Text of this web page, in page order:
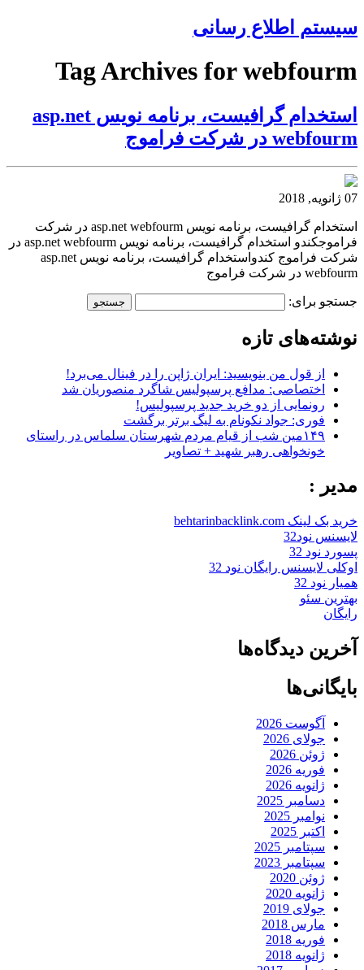
سیستم اطلاع رسانی
Tag Archives for webfourm
استخدام گرافیست، برنامه نویس asp.net
webfourm در شرکت فراموج
07 ژانویه, 2018
استخدام گرافیست، برنامه نویس asp.net webfourm در شرکت
فراموجکندو استخدام گرافیست، برنامه نویس asp.net webfourm در
شرکت فراموج کندواستخدام گرافیست، برنامه نویس asp.net
webfourm در شرکت فراموج
جستجو برای:
نوشته‌های تازه
از قول من بنویسید: ایران ژاپن را در فینال می‌برد!
اختصاصی: مدافع پرسپولیس شاگرد منصوریان شد
رونمایی از دو خرید جدید پرسپولیس!
فوری: جواد نکونام به لیگ برتر برگشت
۱۴۹مین شب از قیام مردم شهرستان سلماس در راستای
خونخواهی رهبر شهید + تصاویر
مدیر :
خرید بک لینک behtarinbacklink.com
لایسنس نود32
پسورد نود 32
اوکلی لایسنس رایگان نود 32
همیار نود 32
بهترین سئو
رایگان
آخرین دیدگاه‌ها
بایگانی‌ها
آگوست 2026
جولای 2026
ژوئن 2026
فوریه 2026
ژانویه 2026
دسامبر 2025
نوامبر 2025
اکتبر 2025
سپتامبر 2025
سپتامبر 2023
ژوئن 2020
ژانویه 2020
جولای 2019
مارس 2018
فوریه 2018
ژانویه 2018